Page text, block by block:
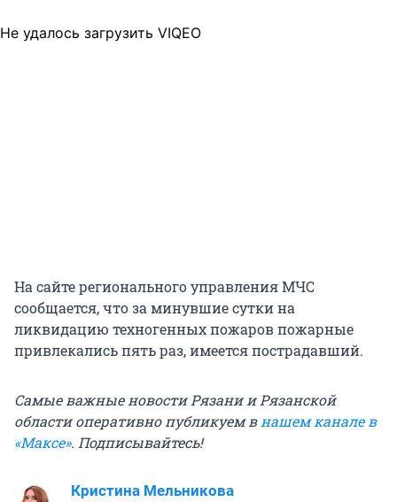
Не удалось загрузить VIQEO
На сайте регионального управления МЧС
сообщается, что за минувшие сутки на
ликвидацию техногенных пожаров пожарные
привлекались пять раз, имеется пострадавший.
Самые важные новости Рязани и Рязанской
области оперативно публикуем в нашем канале в
«Максе». Подписывайтесь!
Кристина Мельникова